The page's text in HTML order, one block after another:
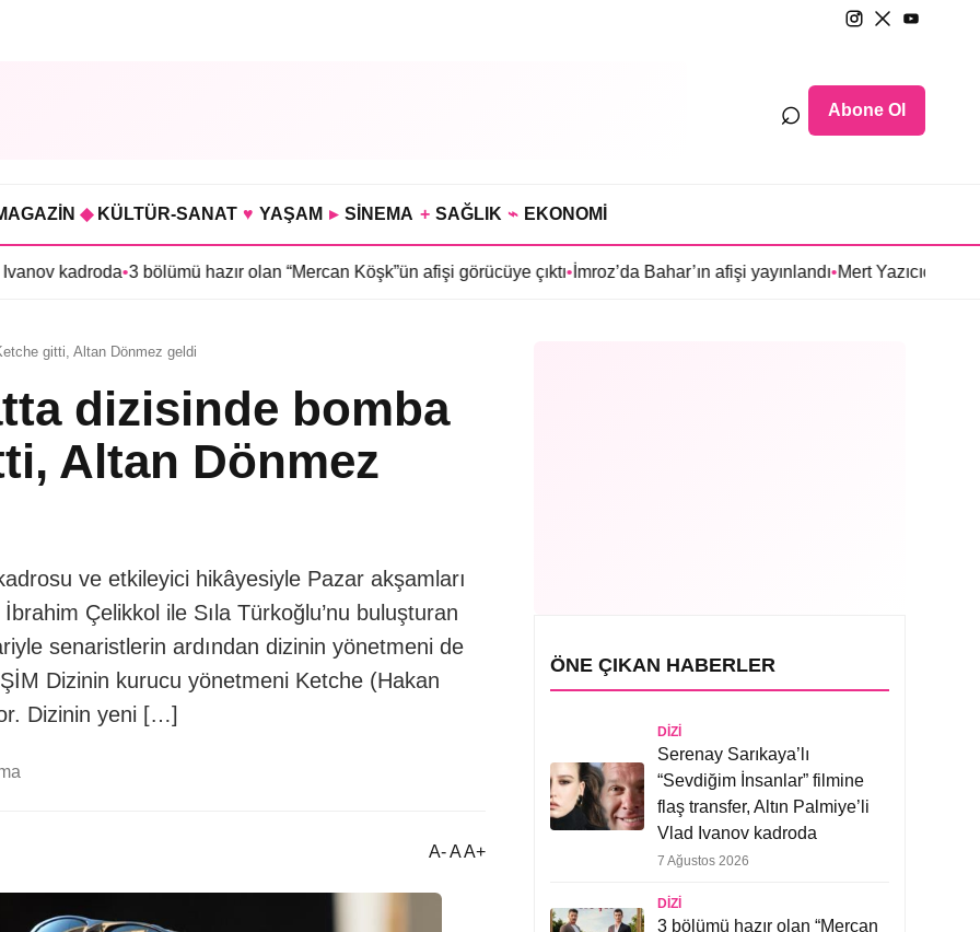
⌕ Abone Ol
◆ KÜLTÜR-SANAT ♥ YAŞAM ▸ SİNEMA + SAĞLIK ⌁ EKONOMİ
•3 bölümü hazır olan “Mercan Köşk”ün afişi görücüye çıktı•İmroz’da Bahar’ın afişi yayınlandı•Mert Yazıcıoğlu’nun Aras
gitti, Altan Dönmez geldi
dizisinde bomba
Altan Dönmez
ve etkileyici hikâyesiyle Pazar akşamları
Çelikkol ile Sıla Türkoğlu’nu buluşturan
senaristlerin ardından dizinin yönetmeni de
Dizinin kurucu yönetmeni Ketche (Hakan
Dizinin yeni […]
A- A A+
ÖNE ÇIKAN HABERLER
DIZI
Serenay Sarıkaya’lı
“Sevdiğim İnsanlar” filmine
flaş transfer, Altın Palmiye’li
Vlad Ivanov kadroda
7 Ağustos 2026
DIZI
3 bölümü hazır olan “Mercan